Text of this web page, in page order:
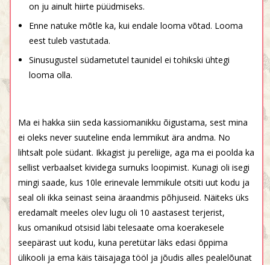
on ju ainult hiirte püüdmiseks.
Enne natuke mõtle ka, kui endale looma võtad. Looma
eest tuleb vastutada.
Sinusugustel südametutel taunidel ei tohikski ühtegi
looma olla.
Ma ei hakka siin seda kassiomanikku õigustama, sest mina
ei oleks never suuteline enda lemmikut ära andma. No
lihtsalt pole südant. Ikkagist ju pereliige, aga ma ei poolda ka
sellist verbaalset kividega surnuks loopimist. Kunagi oli isegi
mingi saade, kus 10le erinevale lemmikule otsiti uut kodu ja
seal oli ikka seinast seina äraandmis põhjuseid. Näiteks üks
eredamalt meeles olev lugu oli 10 aastasest terjerist,
kus omanikud otsisid läbi telesaate oma koerakesele
seepärast uut kodu, kuna peretütar läks edasi õppima
ülikooli ja ema käis täisajaga tööl ja jõudis alles pealelõunat